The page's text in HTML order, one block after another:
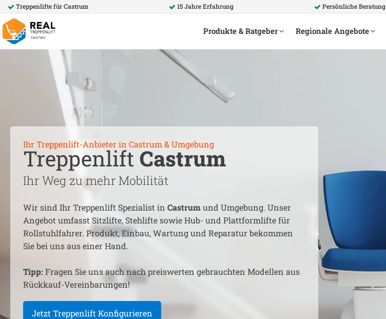
Treppenlifte fürCastrum 15 Jahre Erfahrung Persönliche Beratung
Produkte & Ratgeber Regionale Angebote
Ihr Treppenlift-Anbieter in Castrum & Umgebung
Treppenlift Castrum
Ihr Weg zu mehr Mobilität
Wir sind Ihr Treppenlift Spezialist in Castrumund Umgebung. Unser
Angebot umfasst Sitzlifte, Stehlifte sowie Hub- und Plattformlifte für
Rollstuhlfahrer. Produkt, Einbau, Wartung und Reparatur bekommen
Sie bei uns aus einer Hand.
Tipp: Fragen Sie uns auch nach preiswerten gebrauchten Modellen aus
Rückkauf-Vereinbarungen!
Jetzt Treppenlift Konfigurieren